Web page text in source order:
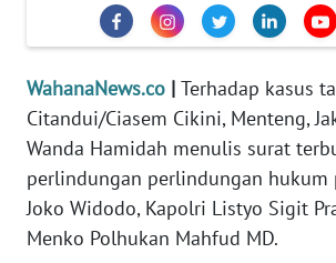
WahanaNews.co | Terhadap kasus
Citandui/Ciasem Cikini, Menteng,
Wanda Hamidah menulis surat
perlindungan perlindungan hukum
Joko Widodo, Kapolri Listyo Sigit
Menko Polhukan Mahfud MD.
OLAHRAGA
OPINI
EDITORIAL
Informasi